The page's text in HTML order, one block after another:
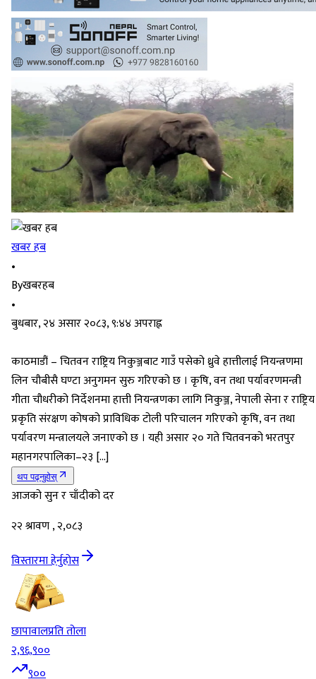
खबर हब
•
Byखबरहब
•
बुधबार, २४ असार २०८३, ९:४४ अपराह्न
काठमाडौं – चितवन राष्ट्रिय निकुञ्जबाट गाउँ पसेको ध्रुवे हात्तीलाई नियन्त्रणमा
लिन चौबीसै घण्टा अनुगमन सुरु गरिएको छ । कृषि, वन तथा पर्यावरणमन्त्री
गीता चौधरीको निर्देशनमा हात्ती नियन्त्रणका लागि निकुञ्ज, नेपाली सेना र राष्ट्रिय
प्रकृति संरक्षण कोषको प्राविधिक टोली परिचालन गरिएको कृषि, वन तथा
पर्यावरण मन्त्रालयले जनाएको छ । यही असार २० गते चितवनको भरतपुर
महानगरपालिका–२३ […]
थप पढ्नुहोस्
आजको सुन र चाँदीको दर
२२ श्रावण , २,०८३
विस्तारमा हेर्नुहोस
छापावालप्रति तोला
२,९६,९००
९००